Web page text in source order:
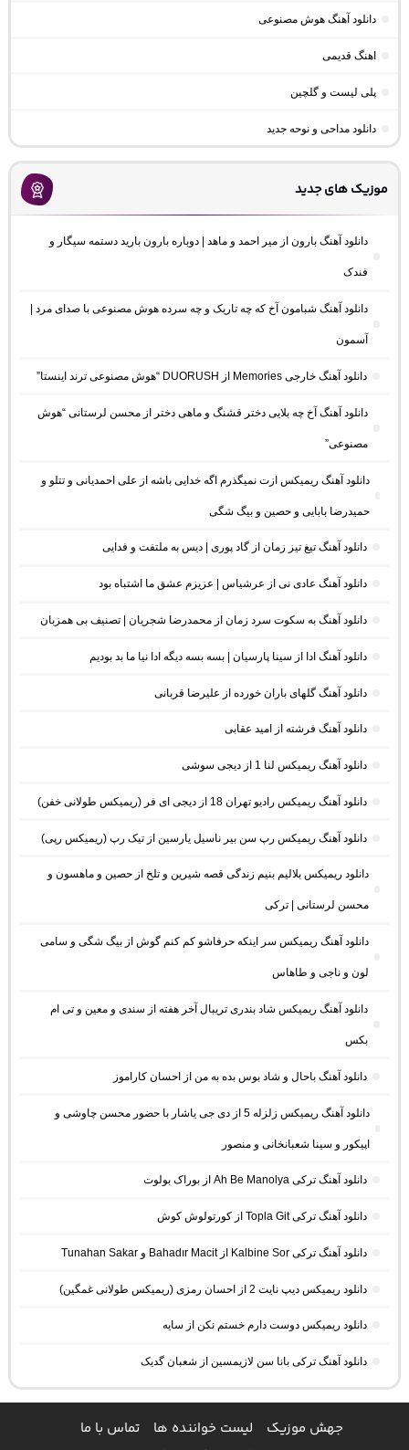
دانلود آهنگ هوش مصنوعی
اهنگ قدیمی
پلی لیست و گلچین
دانلود مداحی و نوحه جدید
موزیک های جدید
دانلود آهنگ بارون از میر احمد و ماهد | دوباره بارون بارید دستمه سیگار و
فندک
دانلود آهنگ شبامون آخ که چه تاریک و چه سرده هوش مصنوعی با صدای مرد |
آسمون
دانلود آهنگ خارجی Memories از DUORUSH “هوش مصنوعی ترند اینستا”
دانلود آهنگ آخ چه بلایی دختر قشنگ و ماهی دختر از محسن لرستانی “هوش
مصنوعی”
دانلود آهنگ ریمیکس ازت نمیگذرم اگه خدایی باشه از علی احمدیانی و تتلو و
حمیدرضا بابایی و حصین و بیگ شگی
دانلود آهنگ تیغ تیز زمان از گاد پوری | دیس به ملتفت و فدایی
دانلود آهنگ عادی نی از عرشیاس | عزیزم عشق ما اشتباه بود
دانلود آهنگ به سکوت سرد زمان از محمدرضا شجریان | تصنیف بی همزبان
دانلود آهنگ ادا از سینا پارسیان | بسه بسه دیگه ادا نیا ما بد بودیم
دانلود آهنگ گلهای باران خورده از علیرضا قربانی
دانلود آهنگ فرشته از امید عقابی
دانلود آهنگ ریمیکس لنا 1 از دیجی سوشی
دانلود آهنگ ریمیکس رادیو تهران 18 از دیجی ای فر (ریمیکس طولانی خفن)
دانلود آهنگ ریمیکس رپ سن بیر ناسیل یارسین از تیک رپ (ریمیکس رپی)
دانلود ریمیکس بلالیم بنیم زندگی قصه شیرین و تلخ از حصین و ماهسون و
محسن لرستانی | ترکی
دانلود آهنگ ریمیکس سر اینکه حرفاشو کم کنم گوش از بیگ شگی و سامی
لون و ناجی و طاهاس
دانلود آهنگ ریمیکس شاد بندری تریبال آخر هفته از سندی و معین و تی ام
بکس
دانلود آهنگ باحال و شاد بوس بده به من از احسان کاراموز
دانلود آهنگ ریمیکس زلزله 5 از دی جی یاشار با حضور محسن چاوشی و
اپیکور و سینا شعبانخانی و منصور
دانلود آهنگ ترکی Ah Be Manolya از بوراک بولوت
دانلود آهنگ ترکی Topla Git از کورتولوش کوش
دانلود آهنگ ترکی Kalbine Sor از Bahadır Macit و Tunahan Sakar
دانلود ریمیکس دیپ نایت 2 از احسان رمزی (ریمیکس طولانی غمگین)
دانلود ریمیکس دوست دارم خستم نکن از سایه
دانلود آهنگ ترکی بانا سن لازیمسین از شعبان گدیک
جهش موزیک لیست خواننده ها
تماس با ما